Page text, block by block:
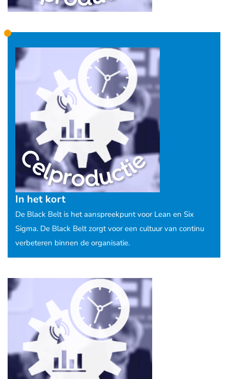
In het kort
De Black Belt is het aanspreekpunt voor Lean en Six
Sigma. De Black Belt zorgt voor een cultuur van continu
verbeteren binnen de organisatie.